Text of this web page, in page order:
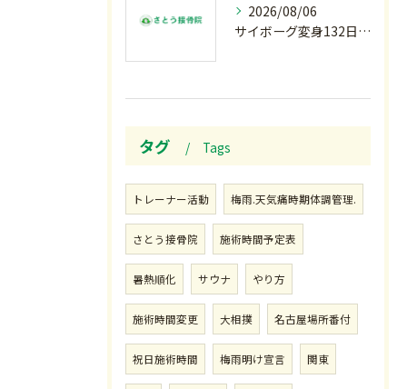
2026/08/06
サイボーグ変身132日目.お知らせ.和歌山.インターハイ.柔道開幕…木曜の朝〜
タグ Tags
トレーナー活動 梅雨.天気痛時期体調管理.
さとう接骨院 施術時間予定表
暑熱順化 サウナ やり方
施術時間変更 大相撲 名古屋場所番付
祝日施術時間 梅雨明け宣言 関東